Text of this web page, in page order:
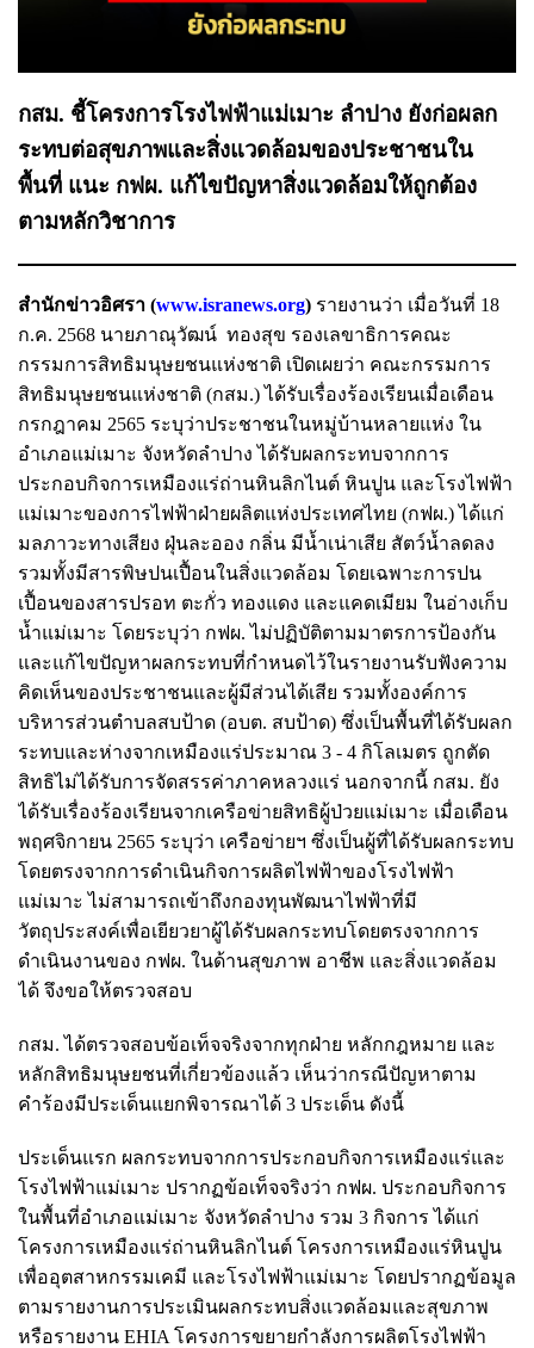
กสม. ชี้โครงการโรงไฟฟ้าแม่เมาะ ลำปาง ยังก่อผลก
ระทบต่อสุขภาพและสิ่งแวดล้อมของประชาชนใน
พื้นที่ แนะ กฟผ. แก้ไขปัญหาสิ่งแวดล้อมให้ถูกต้อง
ตามหลักวิชาการ
สำนักข่าวอิศรา (www.isranews.org) รายงานว่า เมื่อวันที่ 18
ก.ค. 2568 นายภาณุวัฒน์ ทองสุข รองเลขาธิการคณะ
กรรมการสิทธิมนุษยชนแห่งชาติ เปิดเผยว่า คณะกรรมการ
สิทธิมนุษยชนแห่งชาติ (กสม.) ได้รับเรื่องร้องเรียนเมื่อเดือน
กรกฎาคม 2565 ระบุว่าประชาชนในหมู่บ้านหลายแห่ง ใน
อำเภอแม่เมาะ จังหวัดลำปาง ได้รับผลกระทบจากการ
ประกอบกิจการเหมืองแร่ถ่านหินลิกไนต์ หินปูน และโรงไฟฟ้า
แม่เมาะของการไฟฟ้าฝ่ายผลิตแห่งประเทศไทย (กฟผ.) ได้แก่
มลภาวะทางเสียง ฝุ่นละออง กลิ่น มีน้ำเน่าเสีย สัตว์น้ำลดลง
รวมทั้งมีสารพิษปนเปื้อนในสิ่งแวดล้อม โดยเฉพาะการปน
เปื้อนของสารปรอท ตะกั่ว ทองแดง และแคดเมียม ในอ่างเก็บ
น้ำแม่เมาะ โดยระบุว่า กฟผ. ไม่ปฏิบัติตามมาตรการป้องกัน
และแก้ไขปัญหาผลกระทบที่กำหนดไว้ในรายงานรับฟังความ
คิดเห็นของประชาชนและผู้มีส่วนได้เสีย รวมทั้งองค์การ
บริหารส่วนตำบลสบป้าด (อบต. สบป้าด) ซึ่งเป็นพื้นที่ได้รับผลก
ระทบและห่างจากเหมืองแร่ประมาณ 3 - 4 กิโลเมตร ถูกตัด
สิทธิไม่ได้รับการจัดสรรค่าภาคหลวงแร่ นอกจากนี้ กสม. ยัง
ได้รับเรื่องร้องเรียนจากเครือข่ายสิทธิผู้ป่วยแม่เมาะ เมื่อเดือน
พฤศจิกายน 2565 ระบุว่า เครือข่ายฯ ซึ่งเป็นผู้ที่ได้รับผลกระทบ
โดยตรงจากการดำเนินกิจการผลิตไฟฟ้าของโรงไฟฟ้า
แม่เมาะ ไม่สามารถเข้าถึงกองทุนพัฒนาไฟฟ้าที่มี
วัตถุประสงค์เพื่อเยียวยาผู้ได้รับผลกระทบโดยตรงจากการ
ดำเนินงานของ กฟผ. ในด้านสุขภาพ อาชีพ และสิ่งแวดล้อม
ได้ จึงขอให้ตรวจสอบ
กสม. ได้ตรวจสอบข้อเท็จจริงจากทุกฝ่าย หลักกฎหมาย และ
หลักสิทธิมนุษยชนที่เกี่ยวข้องแล้ว เห็นว่ากรณีปัญหาตาม
คำร้องมีประเด็นแยกพิจารณาได้ 3 ประเด็น ดังนี้
ประเด็นแรก ผลกระทบจากการประกอบกิจการเหมืองแร่และ
โรงไฟฟ้าแม่เมาะ ปรากฏข้อเท็จจริงว่า กฟผ. ประกอบกิจการ
ในพื้นที่อำเภอแม่เมาะ จังหวัดลำปาง รวม 3 กิจการ ได้แก่
โครงการเหมืองแร่ถ่านหินลิกไนต์ โครงการเหมืองแร่หินปูน
เพื่ออุตสาหกรรมเคมี และโรงไฟฟ้าแม่เมาะ โดยปรากฏข้อมูล
ตามรายงานการประเมินผลกระทบสิ่งแวดล้อมและสุขภาพ
หรือรายงาน EHIA โครงการขยายกำลังการผลิตโรงไฟฟ้า